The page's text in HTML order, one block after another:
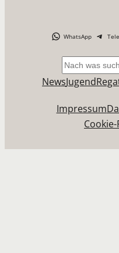
WhatsApp
NewsJugend
Impressum